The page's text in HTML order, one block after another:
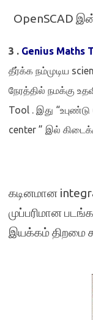
OpenSCAD இன்
3 . Genius Maths
தீர்க்க நம்முடிய
நேரத்தில் நமக்கு
Tool . இது “உபுண்டு
center ” இல்
கடினமான
முப்பரிமான
இயக்கம் திறமை